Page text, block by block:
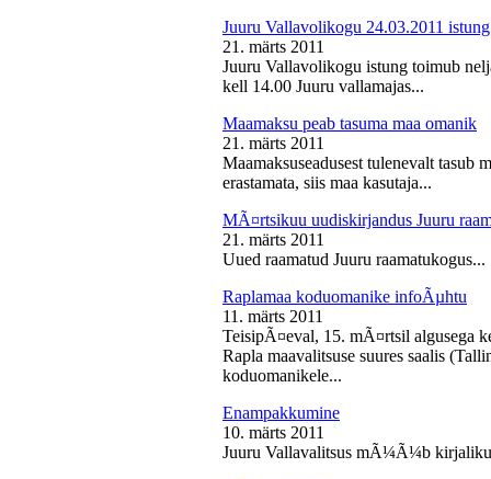
Juuru Vallavolikogu 24.03.2011 istung
21. märts 2011
Juuru Vallavolikogu istung toimub
kell 14.00 Juuru vallamajas...
Maamaksu peab tasuma maa omanik
21. märts 2011
Maamaksuseadusest tulenevalt tasub
erastamata, siis maa kasutaja...
MÃ¤rtsikuu uudiskirjandus Juuru
21. märts 2011
Uued raamatud Juuru raamatukogus...
Raplamaa koduomanike infoÃµhtu
11. märts 2011
TeisipÃ¤eval, 15. mÃ¤rtsil algusega
Rapla maavalitsuse suures saalis
koduomanikele...
Enampakkumine
10. märts 2011
Juuru Vallavalitsus mÃ¼Ã¼b kirjaliku